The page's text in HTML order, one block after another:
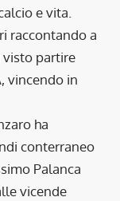
e vita.
raccontando a
visto partire
vincendo in
ha
conterraneo
Palanca
vicende